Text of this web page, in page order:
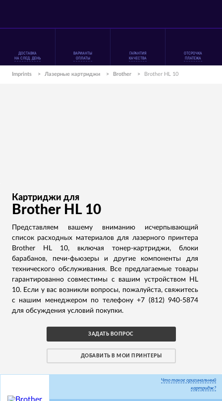
ДОСТАВКА
НА СЛЕД. ДЕНЬ
ВАРИАНТЫ
ОПЛАТЫ
ГАРАНТИЯ
КАЧЕСТВА
ОТСРОЧКА
ПЛАТЕЖА
Imprints > Лазерные картриджи > Brother > Brother HL 10
Картриджи для
Brother HL 10
Представляем вашему вниманию исчерпывающий
список расходных материалов для лазерного принтера
Brother HL 10, включая тонер-картриджи, блоки
барабанов, печи-фьюзеры и другие компоненты для
технического обслуживания. Все предлагаемые товары
гарантированно совместимы с вашим устройством HL
10. Если у вас возникли вопросы, пожалуйста, свяжитесь
с нашим менеджером по телефону +7 (812) 940-5874
для обсуждения условий покупки.
ЗАДАТЬ ВОПРОС
ДОБАВИТЬ В МОИ ПРИНТЕРЫ
Что такое оригинальный
картридж?